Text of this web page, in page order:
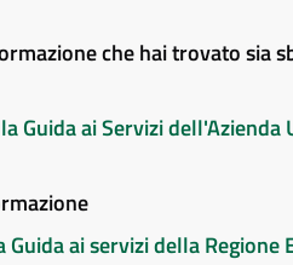
che hai trovato sia
Guida ai Servizi dell'Azienda
Guida ai servizi della Regione